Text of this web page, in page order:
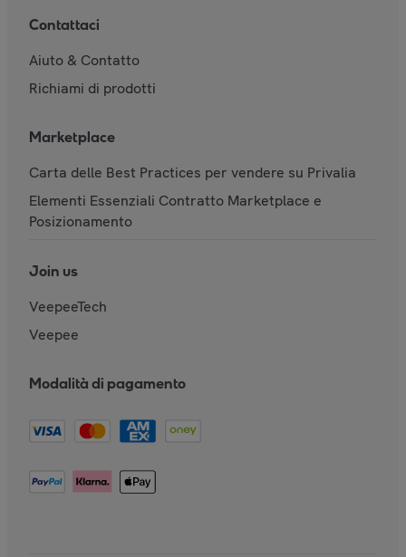
Contattaci
Aiuto & Contatto
Richiami di prodotti
Marketplace
Carta delle Best Practices per vendere su Privalia
Elementi Essenziali Contratto Marketplace e
Posizionamento
Join us
VeepeeTech
Veepee
Modalità di pagamento